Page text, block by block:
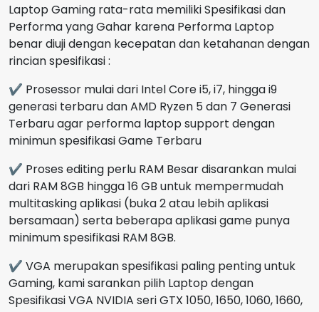
Laptop Gaming rata-rata memiliki Spesifikasi dan
Performa yang Gahar karena Performa Laptop
benar diuji dengan kecepatan dan ketahanan dengan
rincian spesifikasi :
✔ Prosessor mulai dari Intel Core i5, i7, hingga i9
generasi terbaru dan AMD Ryzen 5 dan 7 Generasi
Terbaru agar performa laptop support dengan
minimun spesifikasi Game Terbaru
✔ Proses editing perlu RAM Besar disarankan mulai
dari RAM 8GB hingga 16 GB untuk mempermudah
multitasking aplikasi (buka 2 atau lebih aplikasi
bersamaan) serta beberapa aplikasi game punya
minimum spesifikasi RAM 8GB.
✔ VGA merupakan spesifikasi paling penting untuk
Gaming, kami sarankan pilih Laptop dengan
Spesifikasi VGA NVIDIA seri GTX 1050, 1650, 1060, 1660,